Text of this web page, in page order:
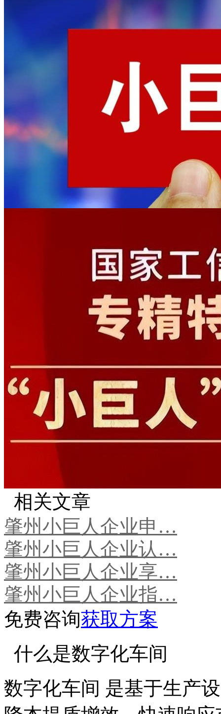
相关文章
肇州小巨人企业申…
肇州小巨人企业认…
肇州小巨人企业享…
肇州小巨人企业指…
免费咨询获取方案
什么是数字化车间
数字化车间 是基于生产